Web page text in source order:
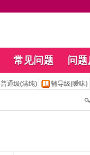
常见问题 问题
普通级(清纯) 辅导级(暧昧)